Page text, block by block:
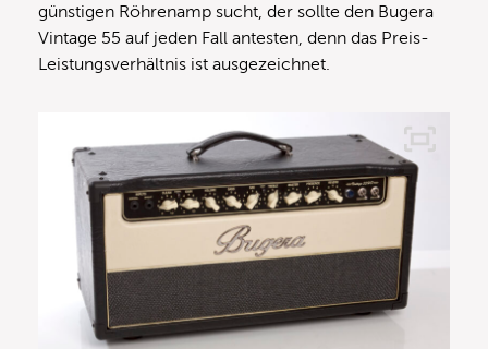
günstigen Röhrenamp sucht, der sollte den Bugera
Vintage 55 auf jeden Fall antesten, denn das Preis-
Leistungsverhältnis ist ausgezeichnet.